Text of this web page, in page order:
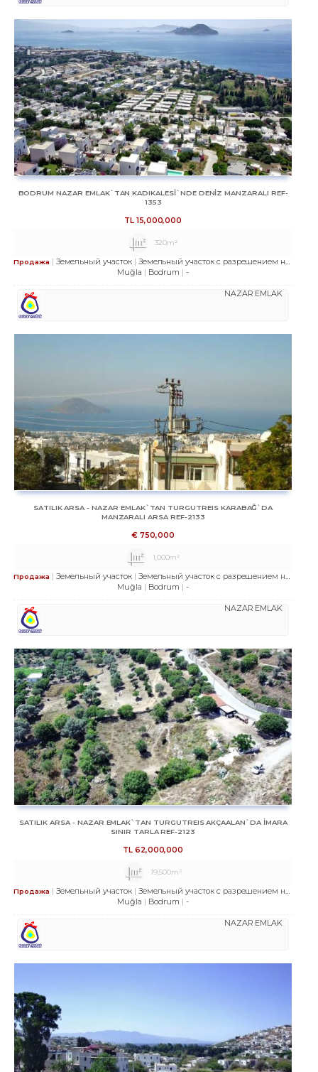
BODRUM NAZAR EMLAK`TAN KADIKALESİ`NDE DENİZ MANZARALI REF-
1353
TL15,000,000
320m²
Продажа Земельный участок
Земельный участок с разрешением на строительство
Muğla
Bodrum -
NAZAR EMLAK
SATILIK ARSA - NAZAR EMLAK`TAN TURGUTREIS KARABAĞ`DA
MANZARALI ARSA REF-2133
€ 750,000
1,000m²
Продажа Земельный участок
Земельный участок с разрешением на строительство
Muğla
Bodrum -
NAZAR EMLAK
SATILIK ARSA - NAZAR EMLAK`TAN TURGUTREIS AKÇAALAN`DA İMARA
SINIR TARLA REF-2123
TL62,000,000
19,500m²
Продажа Земельный участок
Земельный участок с разрешением на строительство
Muğla
Bodrum -
NAZAR EMLAK